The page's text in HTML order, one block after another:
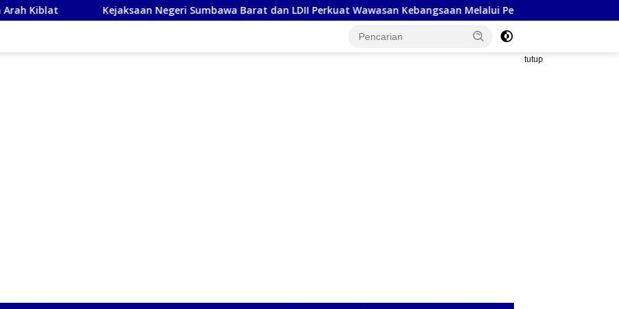
Kejaksaan Negeri Sumbawa Barat dan LDII Perkuat Wawasan Kebangsaan Melalui Penyuluhan Hukum Empat Pilar
tutup